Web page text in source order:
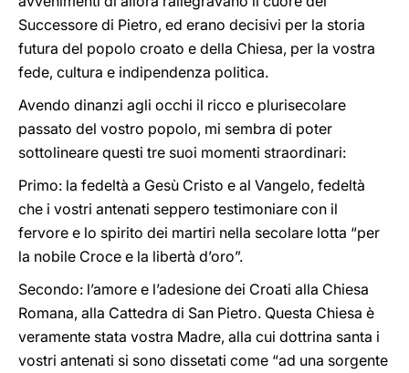
Successore di Pietro, ed erano decisivi per la storia
futura del popolo croato e della Chiesa, per la vostra
fede, cultura e indipendenza politica.
Avendo dinanzi agli occhi il ricco e plurisecolare
passato del vostro popolo, mi sembra di poter
sottolineare questi tre suoi momenti straordinari:
Primo: la fedeltà a Gesù Cristo e al Vangelo, fedeltà
che i vostri antenati seppero testimoniare con il
fervore e lo spirito dei martiri nella secolare lotta “per
la nobile Croce e la libertà d’oro”.
Secondo: l’amore e l’adesione dei Croati alla Chiesa
Romana, alla Cattedra di San Pietro. Questa Chiesa è
veramente stata vostra Madre, alla cui dottrina santa i
vostri antenati si sono dissetati come “ad una sorgente